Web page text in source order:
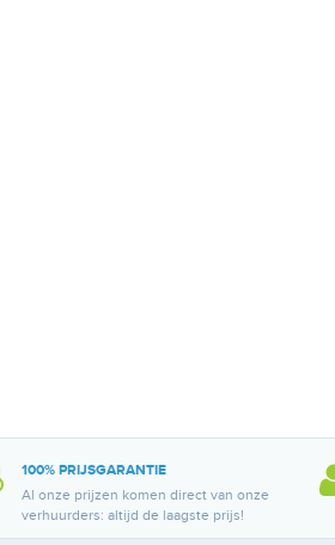
100% PRIJSGARANTIE
Al onze prijzen komen direct van onze
verhuurders: altijd de laagste prijs!